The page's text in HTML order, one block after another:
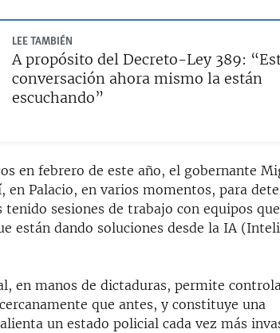
LEE TAMBIÉN
A propósito del Decreto-Ley 389:
conversación ahora mismo la están
escuchando”
en febrero de este año, el gobernante
en Palacio, en varios momentos, para
sesiones de trabajo con equipos
están dando soluciones desde la IA
en manos de dictaduras, permite
que antes, y constituye una
un estado policial cada vez más